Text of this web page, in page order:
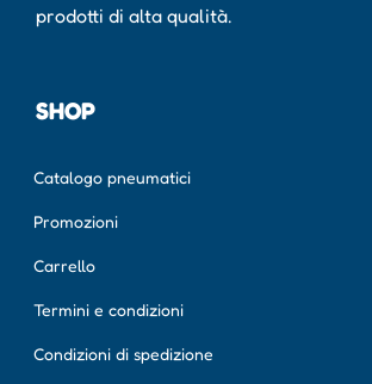
prodotti di alta qualità.
SHOP
Catalogo pneumatici
Promozioni
Carrello
Termini e condizioni
Condizioni di spedizione